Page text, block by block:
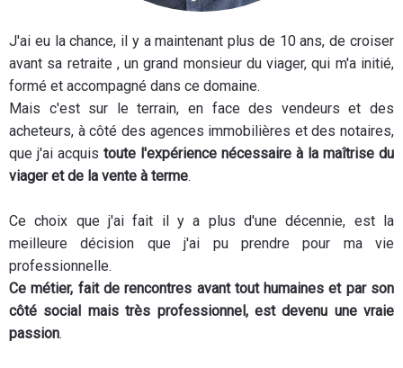
J'ai eu la chance, il y a maintenant plus de 10 ans, de croiser
avant sa retraite , un grand monsieur du viager, qui m'a initié,
formé et accompagné dans ce domaine.
Mais c'est sur le terrain, en face des vendeurs et des
acheteurs, à côté des agences immobilières et des notaires,
que j'ai acquis toute l'expérience nécessaire à la maîtrise du
viager et de la vente à terme.
Ce choix que j'ai fait il y a plus d'une décennie, est la
meilleure décision que j'ai pu prendre pour ma vie
professionnelle.
Ce métier, fait de rencontres avant tout humaines et par son
côté social mais très professionnel, est devenu une vraie
passion.